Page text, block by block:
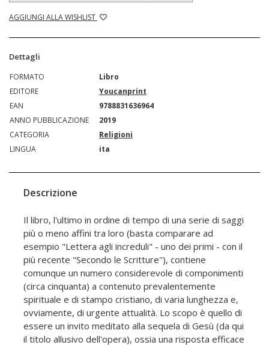
AGGIUNGI ALLA WISHLIST
Dettagli
FORMATO
Libro
EDITORE
Youcanprint
EAN
9788831636964
ANNO PUBBLICAZIONE
2019
CATEGORIA
Religioni
LINGUA
ita
Descrizione
Il libro, l'ultimo in ordine di tempo di una serie di saggi
più o meno affini tra loro (basta comparare ad
esempio "Lettera agli increduli" - uno dei primi - con il
più recente "Secondo le Scritture"), contiene
comunque un numero considerevole di componimenti
(circa cinquanta) a contenuto prevalentemente
spirituale e di stampo cristiano, di varia lunghezza e,
ovviamente, di urgente attualità. Lo scopo è quello di
essere un invito meditato alla sequela di Gesù (da qui
il titolo allusivo dell'opera), ossia una risposta efficace